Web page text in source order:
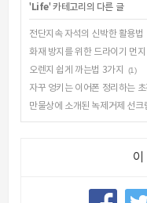
' Life' 카테고리의 다른 글
전단지속 자석의 신박한 활용법
화재 방지를 위한 드라이기 먼지
오렌지 쉽게 까는법 3가지
(1)
자꾸 엉키는 이어폰 정리하는
만물상에 소개된 녹제거제 선크
이